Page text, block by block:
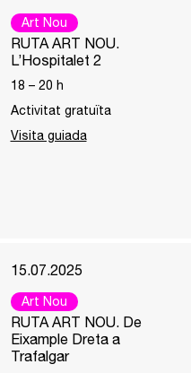
Art Nou
RUTA ART NOU.
L’Hospitalet 2
18 – 20 h
Activitat gratuïta
Visita guiada
15.07.2025
Art Nou
RUTA ART NOU. De
Eixample Dreta a
Trafalgar